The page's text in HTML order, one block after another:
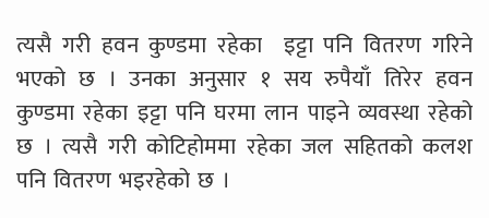
त्यसै गरी हवन कुण्डमा रहेका इट्टा पनि वितरण गरिने
भएको छ । उनका अनुसार १ सय रुपैयाँ तिरेर हवन
कुण्डमा रहेका इट्टा पनि घरमा लान पाइने व्यवस्था रहेको
छ । त्यसै गरी कोटिहोममा रहेका जल सहितको कलश
पनि वितरण भइरहेको छ ।